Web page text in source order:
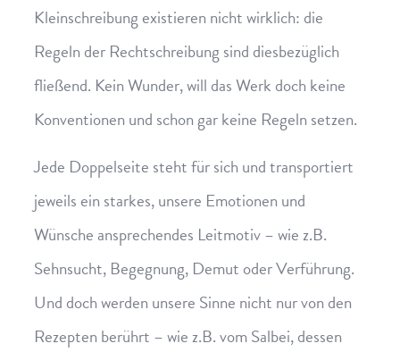
Kleinschreibung existieren nicht wirklich: die
Regeln der Rechtschreibung sind diesbezüglich
fließend. Kein Wunder, will das Werk doch keine
Konventionen und schon gar keine Regeln setzen.
Jede Doppelseite steht für sich und transportiert
jeweils ein starkes, unsere Emotionen und
Wünsche ansprechendes Leitmotiv – wie z.B.
Sehnsucht, Begegnung, Demut oder Verführung.
Und doch werden unsere Sinne nicht nur von den
Rezepten berührt – wie z.B. vom Salbei, dessen